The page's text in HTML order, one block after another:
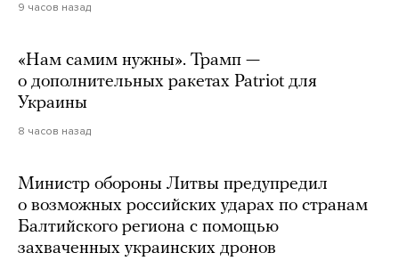
9 часов назад
«Нам самим нужны». Трамп —
о дополнительных ракетах Patriot для
Украины
8 часов назад
Министр обороны Литвы предупредил
о возможных российских ударах по странам
Балтийского региона с помощью
захваченных украинских дронов